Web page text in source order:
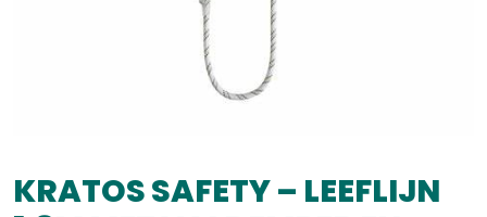
KRATOS SAFETY – LEEFLIJN